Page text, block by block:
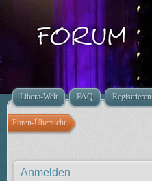
Libera-Welt FAQ Registrieren
Foren-Übersicht
Anmelden